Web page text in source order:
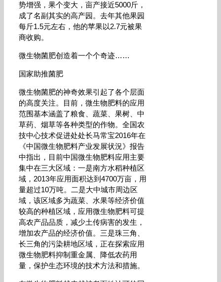
势增强，果个变大，亩产接近5000斤，
成了名副其实的高产园。去年其他果园
每斤1.5元左右，他的苹果以2.7元被果
商收购。
微生物菌肥创造着一个个奇迹……
国家助推菌肥
微生物菌肥的神奇效果引起了各个层面
的高度关注。目前，微生物肥料的应用
范围基本涵盖了粮食、蔬菜、果树、中
草药、烟草等各种类型的作物。全国农
技中心技术促进处处长马常宝2016年在
《中国微生物肥料产业发展状況》报告
中指出，目前中国微生物肥料应用主要
集中在三大区域：一是南方水稻种植区
域，2013年应用面积达到4700万亩，用
量超过10万吨。二是大中城市周边区
域，该区域多为蔬菜、水果等经济价值
较高的种植区域，应用微生物肥料可提
高农产品品质，减少土传病害的发生，
增加农产品的经济价值。三是珠三角、
长三角的污染耕地区域，正在探索应用
微生物肥料抑制重金属、降低农药用
量，保护生态环境的技术方法和措施。